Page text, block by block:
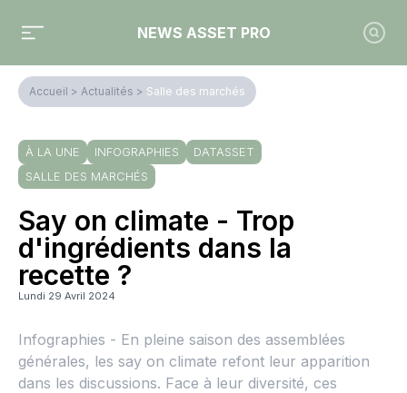
NEWS ASSET PRO
Accueil > Actualités > Salle des marchés
À LA UNE INFOGRAPHIES
DATASSET
SALLE DES MARCHÉS
Say on climate - Trop
d'ingrédients dans la
recette ?
Lundi 29 Avril 2024
Infographies - En pleine saison des assemblées
générales, les say on climate refont leur apparition
dans les discussions. Face à leur diversité, ces